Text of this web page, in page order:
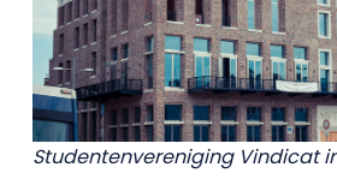
Studentenvereniging Vindicat